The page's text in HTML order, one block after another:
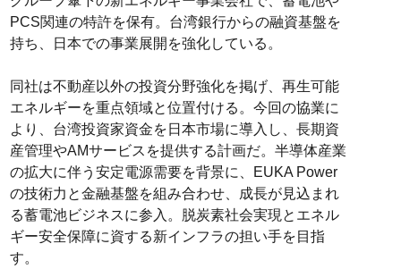
PCS関連の特許を保有。台湾銀行からの融資基盤を
持ち、日本での事業展開を強化している。
同社は不動産以外の投資分野強化を掲げ、再生可能
エネルギーを重点領域と位置付ける。今回の協業に
より、台湾投資家資金を日本市場に導入し、長期資
産管理やAMサービスを提供する計画だ。半導体産業
の拡大に伴う安定電源需要を背景に、EUKA Power
の技術力と金融基盤を組み合わせ、成長が見込まれ
る蓄電池ビジネスに参入。脱炭素社会実現とエネル
ギー安全保障に資する新インフラの担い手を目指
す。